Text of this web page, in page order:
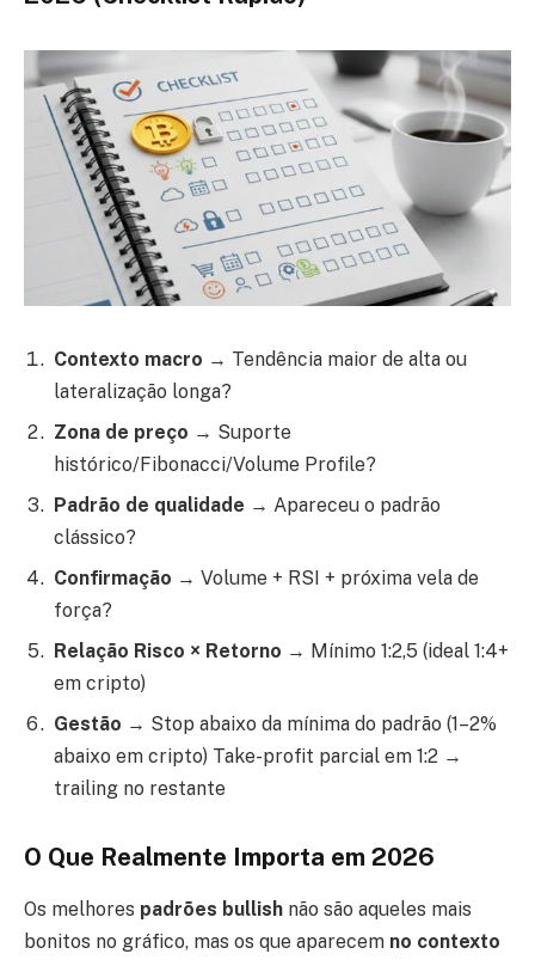
Contexto macro → Tendência maior de alta ou
lateralização longa?
Zona de preço → Suporte
histórico/Fibonacci/Volume Profile?
Padrão de qualidade → Apareceu o padrão
clássico?
Confirmação → Volume + RSI + próxima vela de
força?
Relação Risco × Retorno → Mínimo 1:2,5 (ideal 1:4+
em cripto)
Gestão → Stop abaixo da mínima do padrão (1–2%
abaixo em cripto) Take-profit parcial em 1:2 →
trailing no restante
O Que Realmente Importa em 2026
Os melhores padrões bullish não são aqueles mais
bonitos no gráfico, mas os que aparecem no contexto